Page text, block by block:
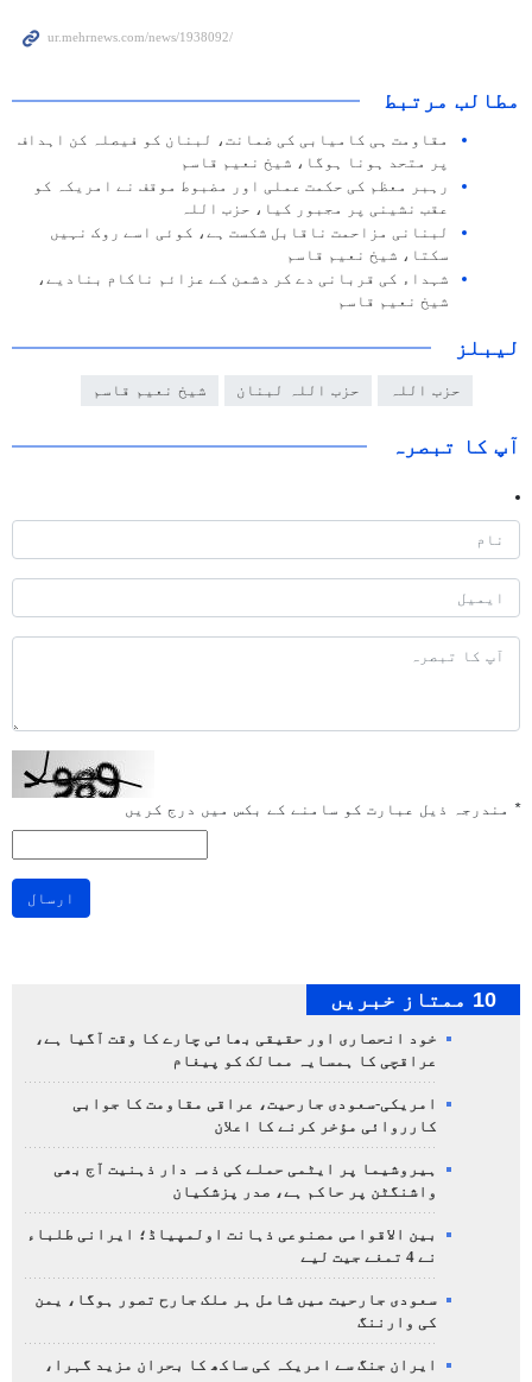
مطالب مرتبط
مقاومت ہی کامیابی کی ضمانت، لبنان کو فیصلہ کن اہداف
پر متحد ہونا ہوگا، شیخ نعیم قاسم
رہبر معظم کی حکمت عملی اور مضبوط موقف نے امریکہ کو
عقب نشینی پر مجبور کیا، حزب اللہ
لبنانی مزاحمت ناقابل شکست ہے، کوئی اسے روک نہیں
سکتا، شیخ نعیم قاسم
شہداء کی قربانی دے کر دشمن کے عزائم ناکام بنادیے،
شیخ نعیم قاسم
لیبلز
حزب اللہ حزب اللہ لبنان شیخ نعیم قاسم
آپ کا تبصرہ
* مندرجہ ذیل عبارت کو سامنے کے بکس میں درج کریں
ارسال
10 ممتاز خبریں
خود انحصاری اور حقیقی بھائی چارے کا وقت آگیا ہے،
عراقچی کا ہمسایہ ممالک کو پیغام
امریکی-سعودی جارحیت، عراقی مقاومت کا جوابی
کارروائی مؤخر کرنے کا اعلان
ہیروشیما پر ایٹمی حملے کی ذمہ دار ذہنیت آج بھی
واشنگٹن پر حاکم ہے، صدر پزشکیان
بین الاقوامی مصنوعی ذہانت اولمپیاڈ؛ ایرانی طلباء
نے 4 تمغے جیت لیے
سعودی جارحیت میں شامل ہر ملک جارح تصور ہوگا، یمن
کی وارننگ
ایران جنگ سے امریکہ کی ساکھ کا بحران مزید گہرا،